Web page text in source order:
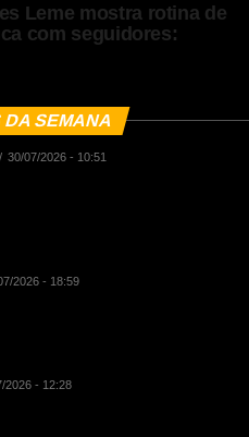
Leme mostra rotina de
com seguidores:
SEMANA
30/07/2026 - 10:51
2026 - 18:59
2026 - 12:28